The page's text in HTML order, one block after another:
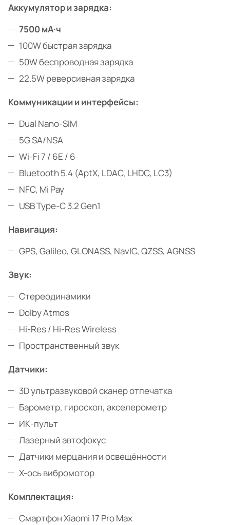
Аккумулятор и зарядка:
7500 мА·ч
100W быстрая зарядка
50W беспроводная зарядка
22.5W реверсивная зарядка
Коммуникации и интерфейсы:
Dual Nano-SIM
5G SA/NSA
Wi-Fi 7 / 6E / 6
Bluetooth 5.4 (AptX, LDAC, LHDC, LC3)
NFC, Mi Pay
USB Type-C 3.2 Gen1
Навигация:
GPS, Galileo, GLONASS, NavIC, QZSS, AGNSS
Звук:
Стереодинамики
Dolby Atmos
Hi-Res / Hi-Res Wireless
Пространственный звук
Датчики:
3D ультразвуковой сканер отпечатка
Барометр, гироскоп, акселерометр
ИК-пульт
Лазерный автофокус
Датчики мерцания и освещённости
X-ось вибромотор
Комплектация:
Смартфон Xiaomi 17 Pro Max